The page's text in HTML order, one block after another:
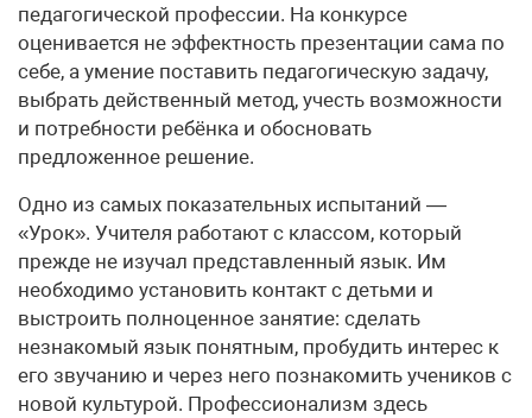
педагогической профессии. На конкурсе
оценивается не эффектность презентации сама по
себе, а умение поставить педагогическую задачу,
выбрать действенный метод, учесть возможности
и потребности ребёнка и обосновать
предложенное решение.
Одно из самых показательных испытаний —
«Урок». Учителя работают с классом, который
прежде не изучал представленный язык. Им
необходимо установить контакт с детьми и
выстроить полноценное занятие: сделать
незнакомый язык понятным, пробудить интерес к
его звучанию и через него познакомить учеников с
новой культурой. Профессионализм здесь